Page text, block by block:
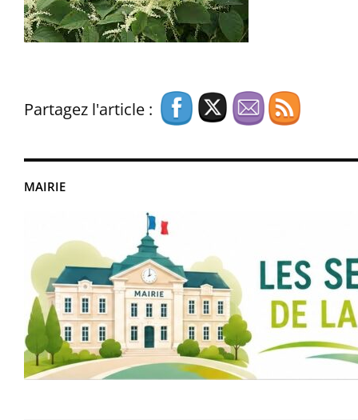
MAIRIE
Partagez l'article :